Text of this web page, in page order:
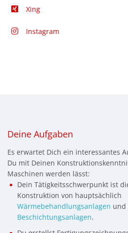
Xing
Instagram
Deine Aufgaben
Es erwartet Dich ein interessantes
Du mit Deinen
Maschinen werden lässt:
Dein Tätigkeitsschwerpunkt ist
Konstruktion von hauptsächlich
Wärmebehandlungsanlagen und
Beschichtungsanlagen.